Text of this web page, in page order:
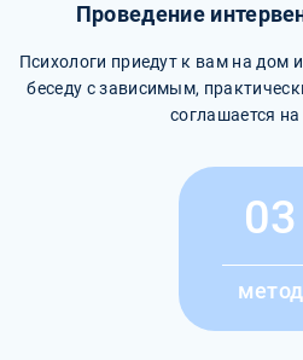
Проведение
Психологи приедут к вам на дом
беседу с зависимым,
соглашается
03
метод